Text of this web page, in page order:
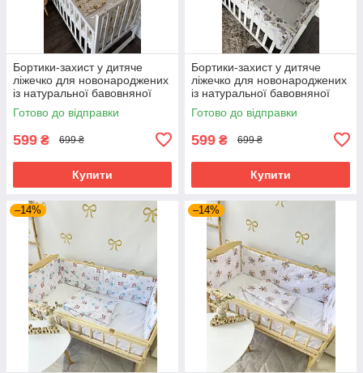
Бортики-захист у дитяче
ліжечко для новонароджених
із натуральної бавовняної
тканини з м’яким
наповнювачем із 4 частин
Готово до відправки
599 ₴ 699 ₴
Купити
Бортики-захист у дитяче
ліжечко для новонароджених
із натуральної бавовняної
тканини з м’яким
наповнювачем із 4 частин
Готово до відправки
599 ₴ 699 ₴
Купити
–14% –14%